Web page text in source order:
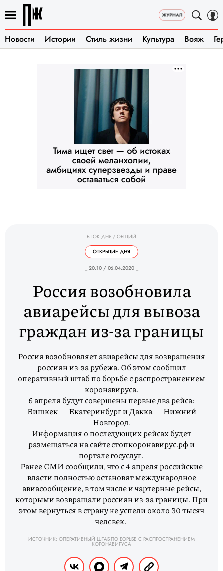
Новости Истории Стиль жизни Культура Вояж
БЛОК ДНЯ / ОБЩИЙ
ОТКРЫТИЕ ДНЯ
_ 20.10 / 06.04.2020 _
Россия возобновила
авиарейсы для вывоза
граждан из-за границы
Россия возобновляет авиарейсы для возвращения
россиян из-за рубежа. Об этом сообщил
оперативный штаб по борьбе с распространением
коронавируса.
6 апреля будут совершены первые два рейса:
Бишкек — Екатеринбург и Дакка — Нижний
Новгород.
Информация о последующих рейсах будет
размещаться на сайте стопкоронавирус.рф и
портале госуслуг.
Ранее СМИ сообщили, что с 4 апреля российские
власти полностью остановят международное
авиасообщение, в том числе и чартерные рейсы,
которыми возвращали россиян из-за границы. При
этом вернуться в страну не успели около 30 тысяч
человек.
ИСТОЧНИК: ОПЕРАТИВНЫЙ ШТАБ ПО БОРЬБЕ С РАСПРОСТРАНЕНИЕМ
КОРОНАВИРУСА